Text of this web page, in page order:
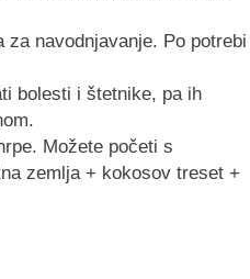
navodnjavanje. Po potrebi
bolesti i štetnike, pa ih
Možete početi s
zemlja + kokosov treset +